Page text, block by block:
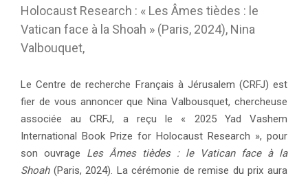
Holocaust Research : « Les Âmes tièdes : le
Vatican face à la Shoah » (Paris, 2024), Nina
Valbouquet,
Le Centre de recherche Français à Jérusalem (CRFJ) est
fier de vous annoncer que Nina Valbousquet, chercheuse
associée au CRFJ, a reçu le « 2025 Yad Vashem
International Book Prize for Holocaust Research », pour
son ouvrage Les Âmes tièdes : le Vatican face à la
Shoah(Paris, 2024). La cérémonie de remise du prix aura